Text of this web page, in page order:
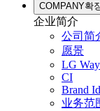
COMPANY확
企业简介
公司简
愿景
LG Way
CI
Brand
业务范